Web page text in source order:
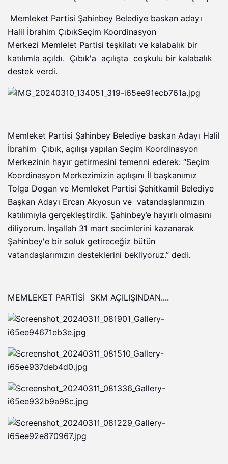
Memleket Partisi Şahinbey Belediye baskan adayı
Halil İbrahim ÇıbıkSeçim Koordinasyon
Merkezi Memlelet Partisi teşkilatı ve kalabalık bir
katılımla açıldı. Çıbık'a açılışta coşkulu bir kalabalık
destek verdi.
Memleket Partisi Şahinbey Belediye baskan Adayı Halil
İbrahim Çıbık, açılışı yapılan Seçim Koordinasyon
Merkezinin hayır getirmesini temenni ederek: “Seçim
Koordinasyon Merkezimizin açılışını İl başkanımız
Tolga Dogan ve Memleket Partisi Şehitkamil Belediye
Başkan Adayı Ercan Akyosun ve vatandaşlarımızın
katılımıyla gerçekleştirdik. Şahinbey’e hayırlı olmasını
diliyorum. İnşallah 31 mart secimlerini kazanarak
Şahinbey'e bir soluk getireceğiz bütün
vatandaşlarımızın desteklerini bekliyoruz.” dedi.
MEMLEKET PARTİSİ SKM AÇILIŞINDAN....